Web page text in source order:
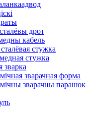
дрот
кабель
стужка
стужка
зварка
зварачная форма
зварачны парашок